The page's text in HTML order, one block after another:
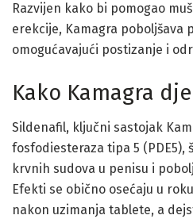
Razvijen kako bi pomogao
erekcije, Kamagra poboljšava
omogućavajući postizanje i
Kako Kamagra
Sildenafil, ključni sastojak
fosfodiesteraza tipa 5 (PDE5),
krvnih sudova u penisu i
Efekti se obično osećaju u
nakon uzimanja tablete, a